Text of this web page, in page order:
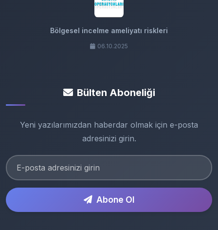
Bölgesel incelme ameliyatı riskleri
06.10.2025
Bülten Aboneliği
Yeni yazılarımızdan haberdar olmak için e-posta
adresinizi girin.
Abone Ol